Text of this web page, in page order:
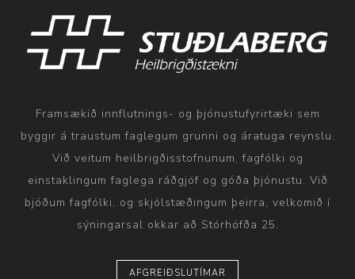
Framsækið innflutnings- og þjónustufyrirtæki sem
byggir á traustum faglegum grunni og áratuga reynslu.
Við veitum heilbrigðisstofnunum, fagfólki og
einstaklingum faglega ráðgjöf og góða þjónustu. Við
bjóðum fagfólki, og skjólstæðingum þeirra, velkomið í
sýningarsal okkar að Stórhöfða 25.
AFGREIÐSLUTÍMAR